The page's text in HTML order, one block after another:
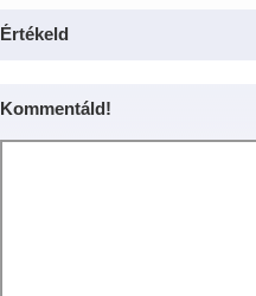
Értékeld
Kommentáld!